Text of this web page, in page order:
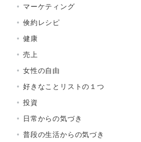
マーケティング
倹約レシピ
健康
売上
女性の自由
好きなことリストの１つ
投資
日常からの気づき
普段の生活からの気づき